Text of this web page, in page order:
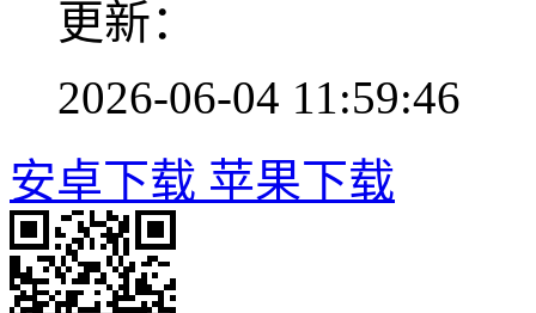
更新：
2026-06-04 11:59:46
安卓下载 苹果下载